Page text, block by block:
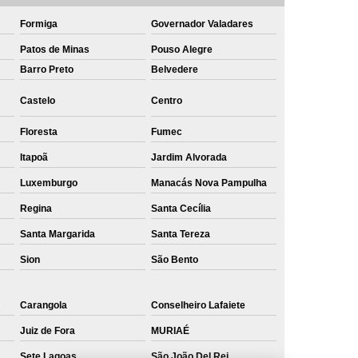
Formiga Governador Valadares
Patos de Minas
Pouso Alegre
Barro Preto Belvedere
Castelo Centro
Floresta Fumec
Itapoã Jardim Alvorada
Luxemburgo Manacás Nova Pampulha
Regina Santa Cecília
Santa Margarida Santa Tereza
Sion São Bento
Carangola Conselheiro Lafaiete
Juiz de Fora MURIAÉ